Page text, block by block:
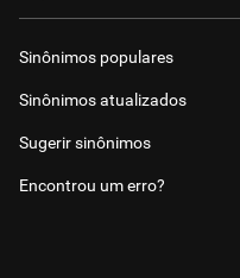
Sinônimos populares
Sinônimos atualizados
Sugerir sinônimos
Encontrou um erro?